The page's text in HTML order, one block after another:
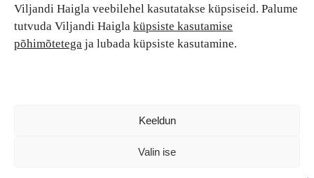
Viljandi Haigla veebilehel kasutatakse küpsiseid. Palume
tutvuda Viljandi Haigla küpsiste kasutamise
põhimõtetega ja lubada küpsiste kasutamine.
Keeldun
Valin ise
Patsiendi turvalisus ja õigused
Patsiendi õigused ja kohustused
Patsiendiohutus
Patsientide nõukoda